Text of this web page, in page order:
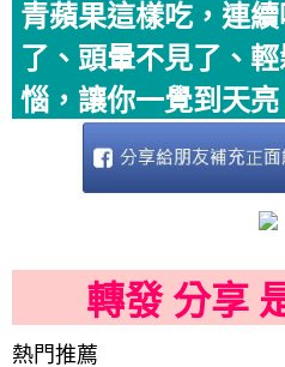
青蘋果這樣吃，連
了、頭暈不見了、
惱，讓你一覺到天亮
轉發 分享
熱門推薦